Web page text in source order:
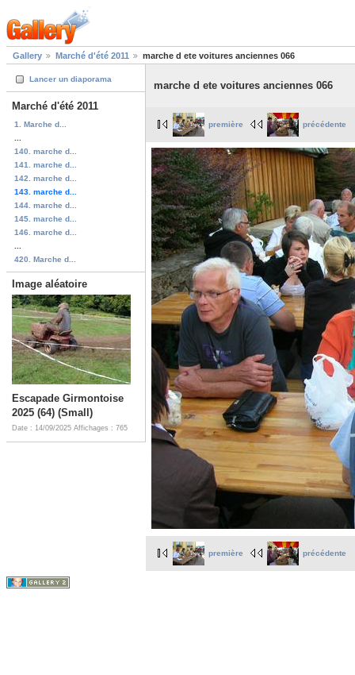
Gallery Marché d'été 2011 marche d ete voitures anciennes 066
Lancer un diaporama
Marché d'été 2011
1. Marche d...
140. marche d...
141. marche d...
142. marche d...
143. marche d...
144. marche d...
145. marche d...
146. marche d...
420. Marche d...
Image aléatoire
Escapade Girmontoise
2025 (64) (Small)
Date : 14/09/2025 Affichages : 765
marche d ete voitures anciennes 066
première précédente
première précédente